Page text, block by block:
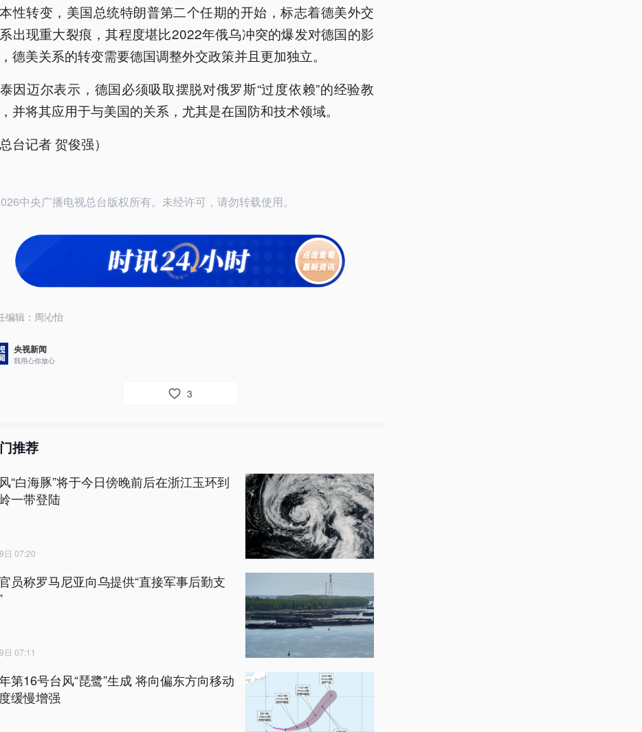
性转变，美国总统特朗普第二个任期的开始，标志着德美外交
出现重大裂痕，其程度堪比2022年俄乌冲突的爆发对德国的影
德美关系的转变需要德国调整外交政策并且更加独立。
因迈尔表示，德国必须吸取摆脱对俄罗斯“过度依赖”的经验教
并将其应用于与美国的关系，尤其是在国防和技术领域。
总台记者 贺俊强）
中央广播电视总台版权所有。未经许可，请勿转载使用。
编辑： 周沁怡
央视新闻
我用心你放心
3
推荐
“白海豚”将于今日傍晚前后在浙江玉环到
一带登陆
日 07:20
员称罗马尼亚向乌提供“直接军事后勤支
日 07:11
第16号台风“琵鹭”生成 将向偏东方向移动
缓慢增强